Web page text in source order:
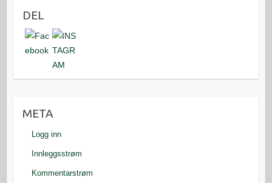
DEL
META
Logg inn
Innleggsstrøm
Kommentarstrøm